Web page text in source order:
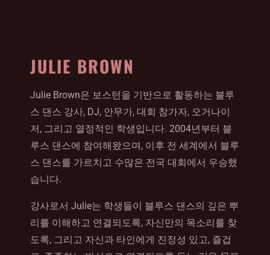
JULIE BROWN
Julie Brown은 보스턴을 기반으로 활동하는 블루
스 댄스 강사, DJ, 안무가, 대회 참가자, 오거나이
저, 그리고 열정적인 학생입니다. 2004년부터 블
루스 댄스에 참여해왔으며, 이후 전 세계에서 블루
스 댄스를 가르치고 수많은 전국 대회에서 우승했
습니다.
강사로서 Julie는 학생들이 블루스 댄스의 깊은 뿌
리를 이해하고 연결되도록, 자신만의 목소리를 찾
도록, 그리고 자신과 타인에게 진정성 있고, 즐겁